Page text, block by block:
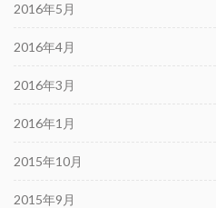
2016年5月
2016年4月
2016年3月
2016年1月
2015年10月
2015年9月